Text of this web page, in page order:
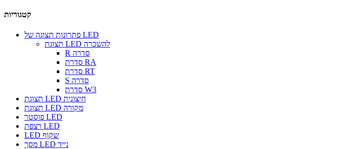
קטגוריות
פתרונות תצוגה של LED
תצוגת LED להשכרה
R סדרה
סדרת RA
סדרת RT
S סדרה
סדרת W3
תצוגת LED חיצונית
תצוגת LED מקורה
פוסטר LED
רצפת LED
LED שקוף
מסך LED נייד